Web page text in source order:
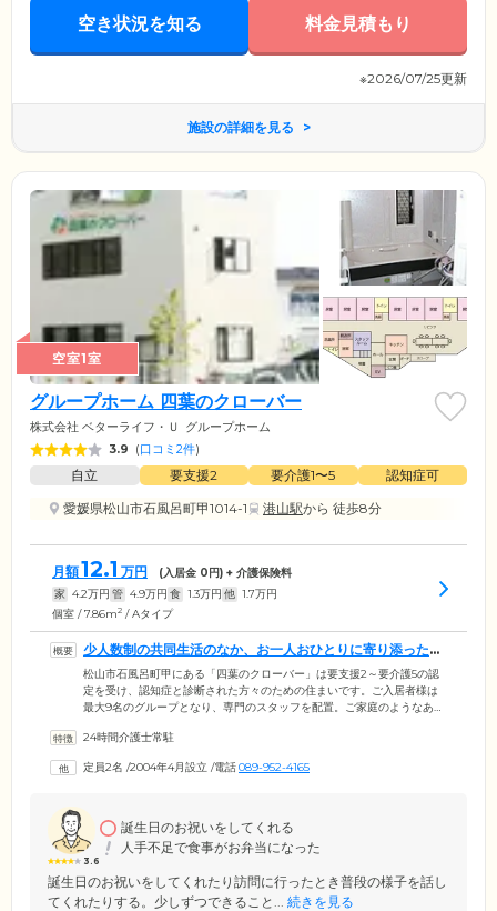
空き状況を知る 料金見積もり
※2026/07/25更新
施設の詳細を見る
空室1室
グループホーム 四葉のクローバー
株式会社 ベターライフ・Ｕ
グループホーム
3.9 (口コミ2件)
自立 要支援2 要介護1〜5
認知症可
愛媛県松山市石風呂町甲1014-1
港山駅から 徒歩8分
月額12.1 万円 (入居金 0円) + 介護保険料
家 4.2万円 管 4.9万円 食 1.3万円 他 1.7万円
個室 / 7.86m2 / Aタイプ
少人数制の共同生活のなか、お一人おひとりに寄り添ったケ
アをご提供します
松山市石風呂町甲にある「四葉のクローバー」は要支援2～要介護5の認
定を受け、認知症と診断された方々のための住まいです。ご入居者様は
最大9名のグループとなり、専門のスタッフを配置。ご家庭のようなあた
じて、ご入居者様それぞれの個性をしっかりと把握。お食事の支度や掃
ただいています。暮らしのなかでご自身の役割をしっかりとこなしなが
24時間介護士常駐
定員2名 /2004年4月設立 /電話089-952-4165
3.6
誕生日のお祝いをしてくれる
人手不足で食事がお弁当になった
誕生日のお祝いをしてくれたり訪問に行ったとき普段の様子を話し
てくれたりする。少しずつできること... 続きを見る